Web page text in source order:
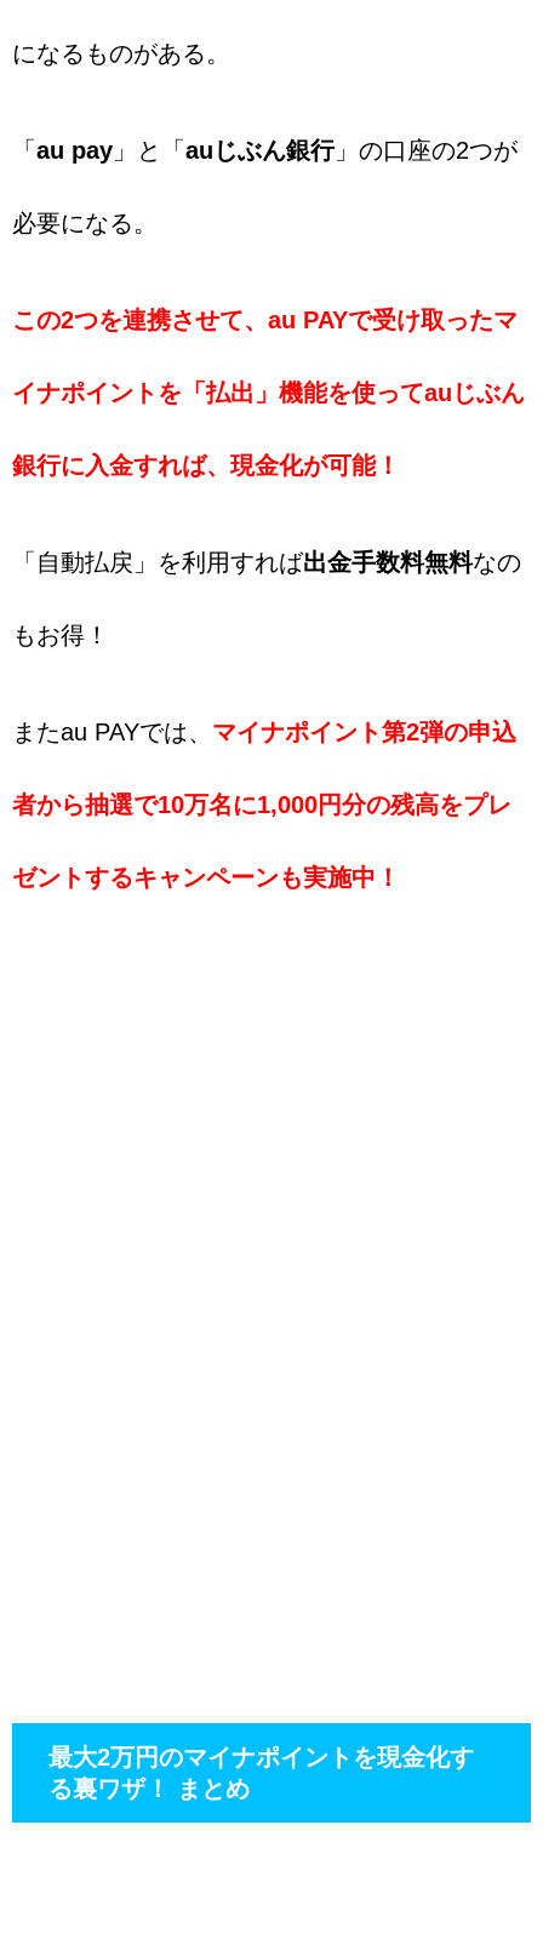
になるものがある。
「 au pay 」と「 auじぶん銀行」の口座の2つが
必要になる。
この2つを連携させて、au PAYで受け取ったマ
イナポイントを「払出」機能を使ってauじぶん
銀行に入金すれば、現金化が可能！
「自動払戻」を利用すれば出金手数料無料なの
もお得！
またau PAYでは、 マイナポイント第2弾の申込
者から抽選で10万名に1,000円分の残高をプレ
ゼントするキャンペーンも実施中！
最大2万円のマイナポイントを現金化す
る裏ワザ！ まとめ